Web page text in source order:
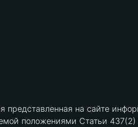
на сайте
положениями Статьи